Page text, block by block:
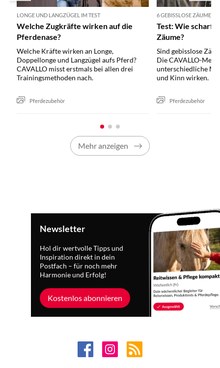
LONGE UND LANGZÜGEL IM TEST
Welche Zugkräfte wirken auf die
Pferdenase?
Welche Kräfte wirken an Longe,
Doppellonge und Langzügel aufs Pferd?
CAVALLO misst erstmals bei allen drei
Trainingsmethoden nach.
Pferdezubehör
6 GEBISSLOSE ZÄUME IM
Test: Wie scharf
Zäume?
Sind gebisslose
Die CAVALLO-
unterschiedliche
und Kinn wirken.
Pferdezubehör
Mehr anzeigen
Newsletter
Hol dir wertvolle Tipps und
Inspiration direkt in dein
Postfach – für noch mehr
Harmonie und Erfolg!
Kostenlos abonnieren